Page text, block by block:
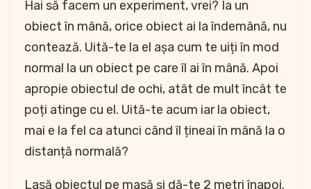
Hai să facem un experiment, vrei? Ia un
obiect în mână, orice obiect ai la îndemână, nu
contează. Uită-te la el așa cum te uiți în mod
normal la un obiect pe care îl ai în mână. Apoi
apropie obiectul de ochi, atât de mult încât te
poți atinge cu el. Uită-te acum iar la obiect,
mai e la fel ca atunci când îl țineai în mână la o
distanță normală?
Lasă obiectul pe masă și dă-te 2 metri înapoi.